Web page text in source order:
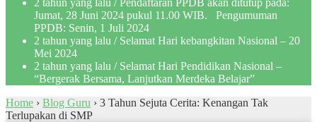
Jumat, 28 Juni 2024 pukul 11.00 WIB. Pengumuman
PPDB: Senin, 1 Juli 2024
2 tahun yang lalu / Selamat Hari kebangkitan Nasional – 20
Mei 2024
2 tahun yang lalu / Selamat Hari Pendidikan Nasional –
“Bergerak Bersama, Lanjutkan Merdeka Belajar”
Home › Blog Guru › 3 Tahun Sejuta Cerita: Kenangan Tak
Terlupakan di SMP